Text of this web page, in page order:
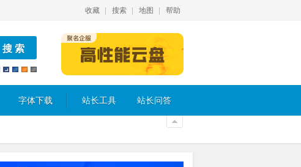
收藏 搜索 地图 帮助
字体下载 站长工具 站长问答